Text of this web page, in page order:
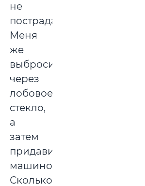
не
пострадал.
Меня
же
выбросило
через
лобовое
стекло,
а
затем
придавило
машиной.
Сколько